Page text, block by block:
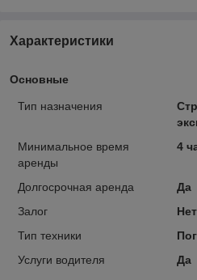
Характеристики
Основные
Тип назначения
Минимальное время
аренды
4
Долгосрочная аренда
Да
Залог
Нет
Тип техники
Услуги водителя
Да